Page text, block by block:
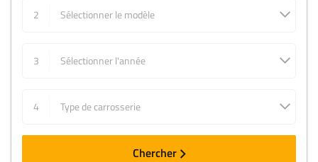
2 Sélectionner le modèle
3 Sélectionner l'année
4 Type de carrosserie
Chercher